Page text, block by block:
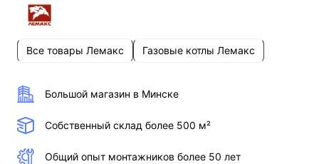
Все товары Лемакс Газовые котлы Лемакс
Большой магазин в Минске
Собственный склад более 500 м²
Общий опыт монтажников более 50 лет